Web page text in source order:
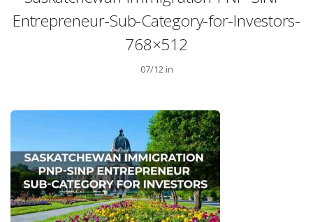
Entrepreneur-Sub-Category-for-Investors-
768×512
07/12 in